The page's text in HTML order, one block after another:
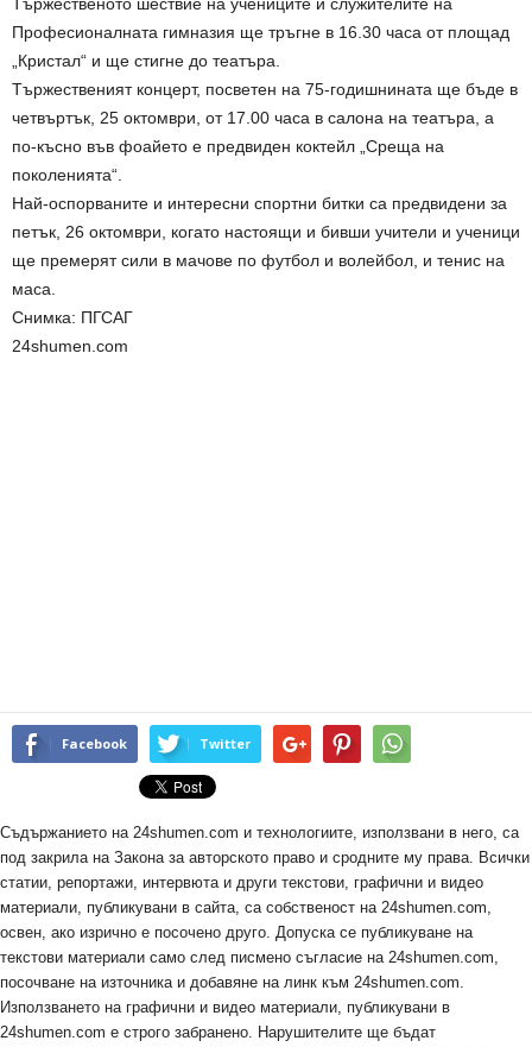
Професионалната гимназия ще тръгне в 16.30 часа от площад
„Кристал“ и ще стигне до театъра.
Тържественият концерт, посветен на 75-годишнината ще бъде в
четвъртък, 25 октомври, от 17.00 часа в салона на театъра, а
по-късно във фоайето е предвиден коктейл „Среща на
поколенията“.
Най-оспорваните и интересни спортни битки са предвидени за
петък, 26 октомври, когато настоящи и бивши учители и ученици
ще премерят сили в мачове по футбол и волейбол, и тенис на
маса.
Снимка: ПГСАГ
24shumen.com
Facebook Twitter
Съдържанието на 24shumen.com и технологиите, използвани в него, са
под закрила на Закона за авторското право и сродните му права. Всички
статии, репортажи, интервюта и други текстови, графични и видео
материали, публикувани в сайта, са собственост на 24shumen.com,
освен, ако изрично е посочено друго. Допуска се публикуване на
текстови материали само след писмено съгласие на 24shumen.com,
посочване на източника и добавяне на линк към 24shumen.com.
Използването на графични и видео материали, публикувани в
24shumen.com е строго забранено. Нарушителите ще бъдат